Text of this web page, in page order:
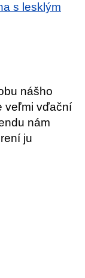
s lesklým
nášho
veľmi vďační
nám
ju